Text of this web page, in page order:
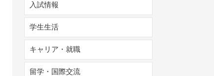
入試情報
学生生活
キャリア・就職
留学・国際交流